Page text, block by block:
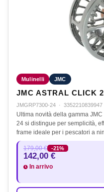
Mulinelli JMC
JMC ASTRAL CLICK
JMGRP7300-24 · 3352210839947
Ultima novità della gamma
24 si distingue per semplicità,
frame ideale per i pescatori a
179,00 € -21%
142,00 €
In arrivo